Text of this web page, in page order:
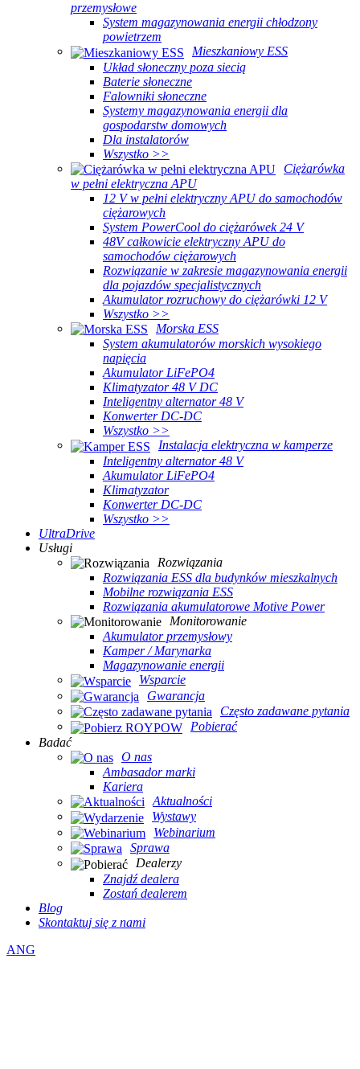
przemysłowe
System magazynowania energii chłodzony
powietrzem
Mieszkaniowy ESS
Układ słoneczny poza siecią
Baterie słoneczne
Falowniki słoneczne
Systemy magazynowania energii dla
gospodarstw domowych
Dla instalatorów
Wszystko >>
Ciężarówka
w pełni elektryczna APU
12 V w pełni elektryczny APU do samochodów
ciężarowych
System PowerCool do ciężarówek 24 V
48V całkowicie elektryczny APU do
samochodów ciężarowych
Rozwiązanie w zakresie magazynowania energii
dla pojazdów specjalistycznych
Akumulator rozruchowy do ciężarówki 12 V
Wszystko >>
Morska ESS
System akumulatorów morskich wysokiego
napięcia
Akumulator LiFePO4
Klimatyzator 48 V DC
Inteligentny alternator 48 V
Konwerter DC-DC
Wszystko >>
Instalacja elektryczna w kamperze
Inteligentny alternator 48 V
Akumulator LiFePO4
Klimatyzator
Konwerter DC-DC
Wszystko >>
UltraDrive
Usługi
Rozwiązania
Rozwiązania ESS dla budynków mieszkalnych
Mobilne rozwiązania ESS
Rozwiązania akumulatorowe Motive Power
Monitorowanie
Akumulator przemysłowy
Kamper / Marynarka
Magazynowanie energii
Wsparcie
Gwarancja
Często zadawane pytania
Pobierać
Badać
O nas
Ambasador marki
Kariera
Aktualności
Wystawy
Webinarium
Sprawa
Dealerzy
Znajdź dealera
Zostań dealerem
Blog
Skontaktuj się z nami
ANG